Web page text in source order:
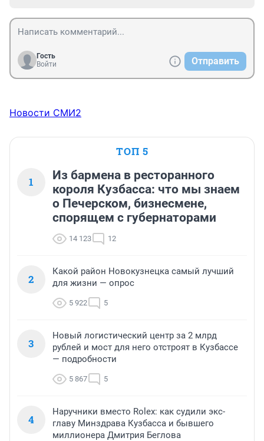
Гость
Войти
Отправить
Новости СМИ2
ТОП 5
1
Из бармена в ресторанного
короля Кузбасса: что мы знаем
о Печерском, бизнесмене,
спорящем с губернаторами
14 123 12
2
Какой район Новокузнецка самый лучший
для жизни — опрос
5 922 5
3
Новый логистический центр за 2 млрд
рублей и мост для него отстроят в Кузбассе
— подробности
5 867 5
4
Наручники вместо Rolex: как судили экс-
главу Минздрава Кузбасса и бывшего
миллионера Дмитрия Беглова